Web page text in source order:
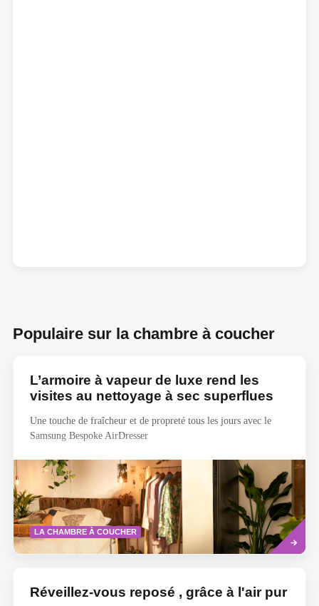
Populaire sur la chambre à coucher
L’armoire à vapeur de luxe rend les
visites au nettoyage à sec superflues
Une touche de fraîcheur et de propreté tous les jours avec le
Samsung Bespoke AirDresser
LA CHAMBRE À COUCHER
Savoir
plus
Réveillez-vous reposé , grâce à l'air pur